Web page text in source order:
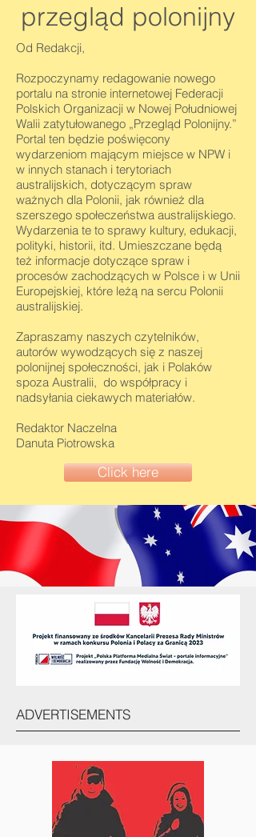
przegląd polonijny
Od Redakcji,
Rozpoczynamy redagowanie nowego
portalu na stronie internetowej Federacji
Polskich Organizacji w Nowej Południowej
Walii zatytułowanego „Przegląd Polonijny.”
Portal ten będzie poświęcony
wydarzeniom mającym miejsce w NPW i
w innych stanach i terytoriach
australijskich, dotyczącym spraw
ważnych dla Polonii, jak również dla
szerszego społeczeństwa australijskiego.
Wydarzenia te to sprawy kultury, edukacji,
polityki, historii, itd. Umieszczane będą
też informacje dotyczące spraw i
procesów zachodzących w Polsce i w Unii
Europejskiej, które leżą na sercu Polonii
australijskiej.
Zapraszamy naszych czytelników,
autorów wywodzących się z naszej
polonijnej społeczności, jak i Polaków
spoza Australii, do współpracy i
nadsyłania ciekawych materiałów.
Redaktor Naczelna
Danuta Piotrowska
Click here
ADVERTISEMENTS